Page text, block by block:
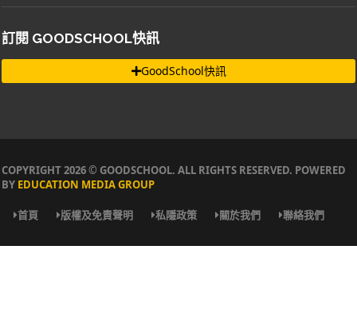
訂閱 GOODSCHOOL快訊
GoodSchool快訊
COPYRIGHT 2026 © GOODSCHOOL. ALL RIGHTS RESERVED. POWERED
BY EDUCATION MEDIA GROUP
首頁 版權及免責聲明 私隱政策 關於我們 聯絡我們